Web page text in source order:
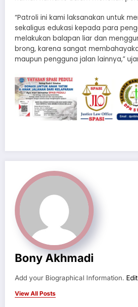
“Patroli ini kami laksanakan untuk
sekaligus edukasi kepada para
melakukan balapan liar dan
brong, karena sangat
maupun pengguna jalan lainnya,”
Bony Akhmadi
Add your Biographical Information.
View All Posts